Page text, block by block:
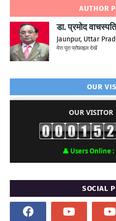
AUTHOR
डा. प्रमोद वाचस्पति
Jaunpur, Uttar
मेरा पूरा प्रोफ़ाइल देखें
OUR
OUR VISITOR
👤 Users Online :
SOCIAL